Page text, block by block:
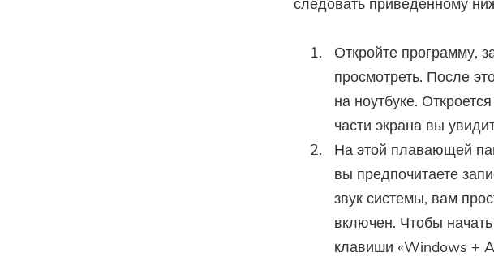
следовать приведенному
Откройте программу,
просмотреть. После
на ноутбуке.
части экрана вы
На этой плавающей
вы предпочитаете
звук системы, вам
включен. Чтобы
клавиши «Windows +